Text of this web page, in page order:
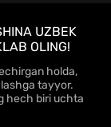
UZBEK
OLING!
holda,
tayyor.
hech biri uchta